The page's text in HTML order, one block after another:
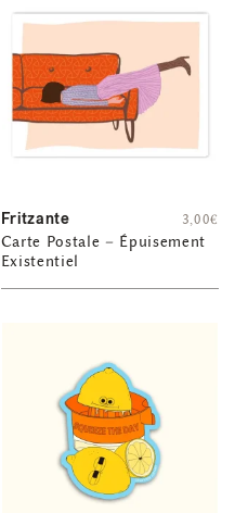
Fritzante
Carte Postale – Épuisement
Existentiel
3,00€